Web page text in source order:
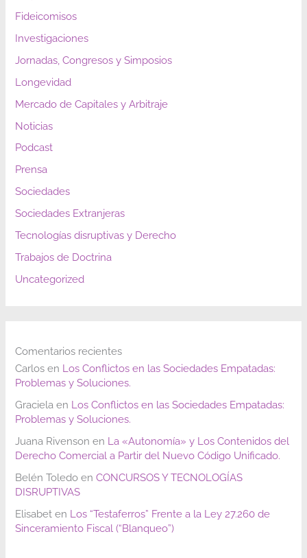
Fideicomisos
Investigaciones
Jornadas, Congresos y Simposios
Longevidad
Mercado de Capitales y Arbitraje
Noticias
Podcast
Prensa
Sociedades
Sociedades Extranjeras
Tecnologías disruptivas y Derecho
Trabajos de Doctrina
Uncategorized
Comentarios recientes
Carlos en Los Conflictos en las Sociedades Empatadas:
Problemas y Soluciones.
Graciela en Los Conflictos en las Sociedades Empatadas:
Problemas y Soluciones.
Juana Rivenson en La «Autonomía» y Los Contenidos del
Derecho Comercial a Partir del Nuevo Código Unificado.
Belén Toledo enCONCURSOS Y TECNOLOGÍAS
DISRUPTIVAS
Elisabet en Los “Testaferros” Frente a la Ley 27.260 de
Sinceramiento Fiscal (“Blanqueo”)